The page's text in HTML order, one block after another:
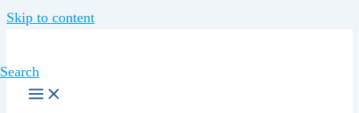
Skip to content
Search